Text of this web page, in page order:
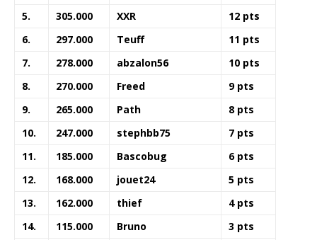
5.
305.000 XXR
12 pts
6.
297.000 Teuff
11 pts
7.
278.000 abzalon56
10 pts
8.
270.000 Freed
9 pts
9.
265.000 Path
8 pts
10.
247.000 stephbb75
7 pts
11.
185.000 Bascobug
6 pts
12.
168.000 jouet24
5 pts
13.
162.000 thief
4 pts
14.
115.000 Bruno
3 pts